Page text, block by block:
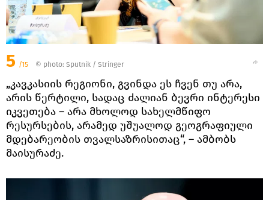
5 /15 © photo: Sputnik / Stringer
„კავკასიის რეგიონი, გვინდა ეს ჩვენ თუ არა,
არის წერტილი, სადაც ძალიან ბევრი ინტერესი
იკვეთება – არა მხოლოდ სახელმწიფო
რესურსების, არამედ უშუალოდ გეოგრაფიული
მდებარეობის თვალსაზრისითაც“, – ამბობს
მაისურაძე.